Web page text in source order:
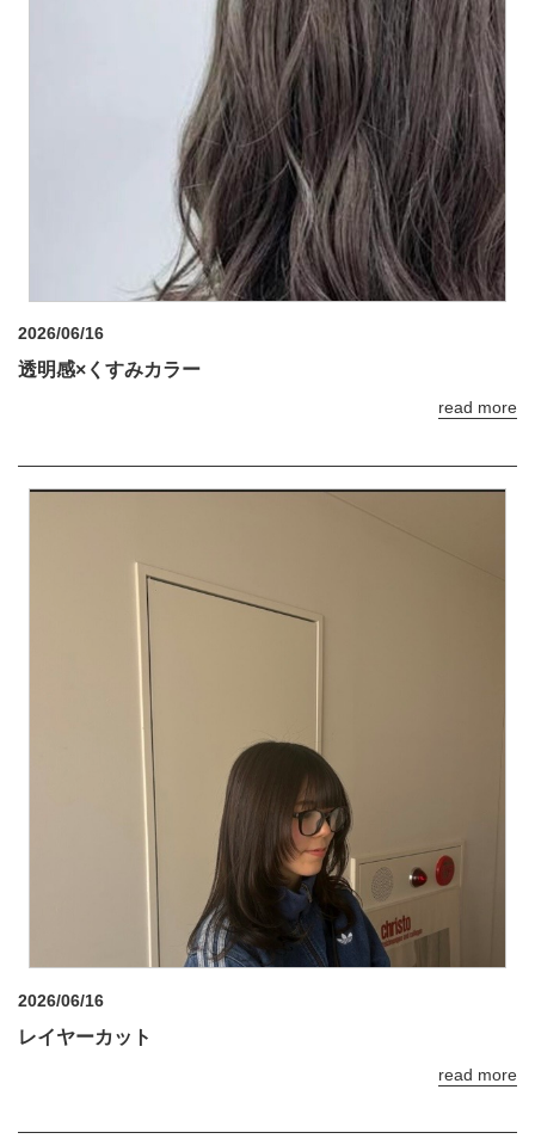
2026/06/16
透明感×くすみカラー
read more
2026/06/16
レイヤーカット
read more